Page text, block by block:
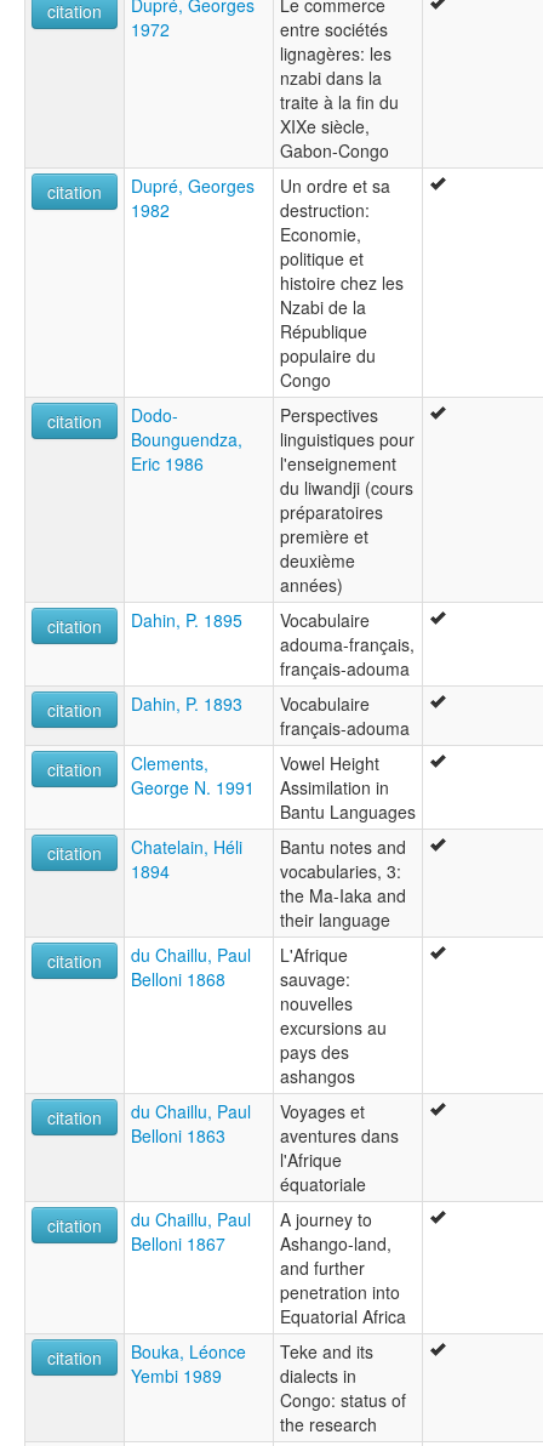
citation
Dupré, Georges
1972
Le commerce
entre sociétés
lignagères: les
nzabi dans la
traite à la fin du
XIXe siècle,
Gabon-Congo
citation
Dupré, Georges
1982
Un ordre et sa
destruction:
Economie,
politique et
histoire chez les
Nzabi de la
République
populaire du
Congo
citation
Dodo-
Bounguendza,
Eric 1986
Perspectives
linguistiques pour
l'enseignement
du liwandji (cours
préparatoires
première et
deuxième
années)
citation
Dahin, P. 1895
Vocabulaire
adouma-français,
français-adouma
citation
Dahin, P. 1893
Vocabulaire
français-adouma
citation
Clements,
George N. 1991
Vowel Height
Assimilation in
Bantu Languages
citation
Chatelain, Héli
1894
Bantu notes and
vocabularies, 3:
the Ma-Iaka and
their language
citation
du Chaillu, Paul
Belloni 1868
L'Afrique
sauvage:
nouvelles
excursions au
pays des
ashangos
citation
du Chaillu, Paul
Belloni 1863
Voyages et
aventures dans
l'Afrique
équatoriale
citation
du Chaillu, Paul
Belloni 1867
A journey to
Ashango-land,
and further
penetration into
Equatorial Africa
citation
Bouka, Léonce
Yembi 1989
Teke and its
dialects in
Congo: status of
the research